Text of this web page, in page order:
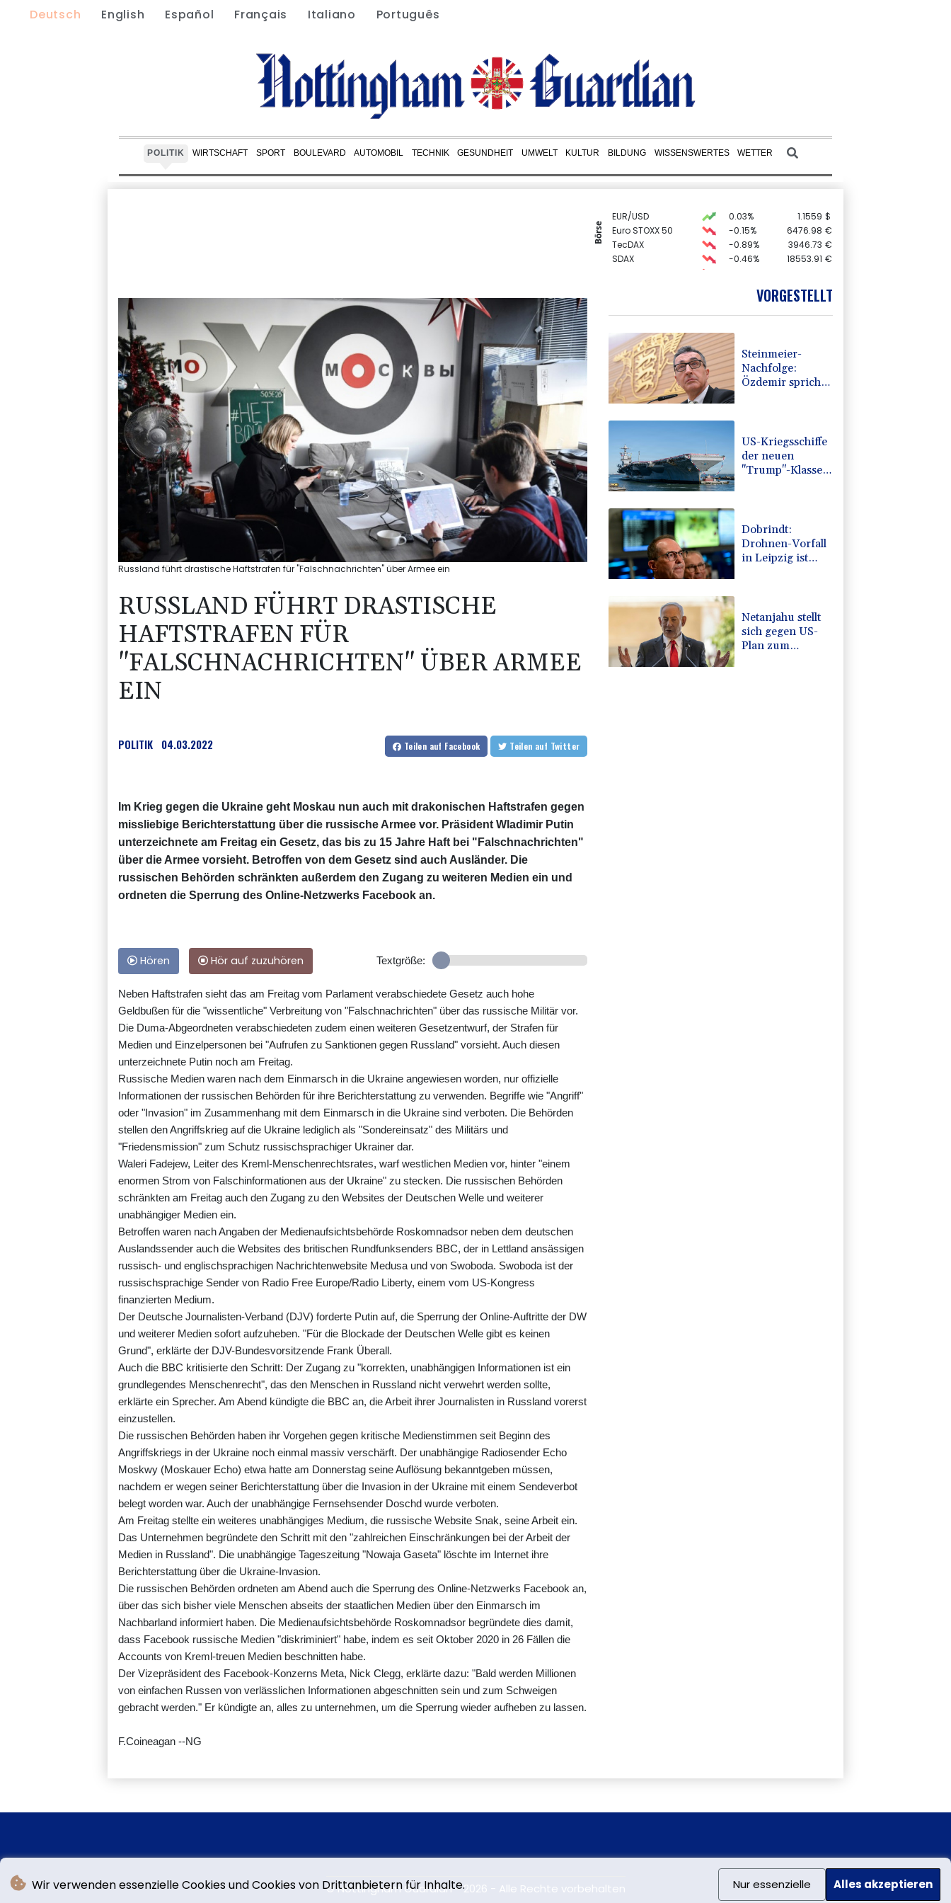
Wir verwenden essenzielle Cookies und Cookies von Drittanbietern für Inhalte. Nur essenzielle Alles akzeptieren
Deutsch English Español Français Italiano Português
POLITIK WIRTSCHAFT SPORT BOULEVARD AUTOMOBIL TECHNIK GESUNDHEIT UMWELT KULTUR BILDUNG WISSENSWERTES WETTER
Börse
EUR/USD 0.03% 1.1559 $
Euro STOXX 50
-0.15% 6476.98 €
TecDAX
-0.89% 3946.73 €
SDAX
-0.46% 18553.91 €
32426.33 €
4338.3 $
Russland führt drastische Haftstrafen für "Falschnachrichten" über Armee ein
RUSSLAND FÜHRT DRASTISCHE
HAFTSTRAFEN FÜR
"FALSCHNACHRICHTEN" ÜBER ARMEE
EIN
POLITIK 04.03.2022 Teilen auf Facebook Teilen auf Twitter
Im Krieg gegen die Ukraine geht Moskau nun auch mit drakonischen Haftstrafen gegen
missliebige Berichterstattung über die russische Armee vor. Präsident Wladimir Putin
unterzeichnete am Freitag ein Gesetz, das bis zu 15 Jahre Haft bei "Falschnachrichten"
über die Armee vorsieht. Betroffen von dem Gesetz sind auch Ausländer. Die
russischen Behörden schränkten außerdem den Zugang zu weiteren Medien ein und
ordneten die Sperrung des Online-Netzwerks Facebook an.
Hören Hör auf zuzuhören Textgröße:
Neben Haftstrafen sieht das am Freitag vom Parlament verabschiedete Gesetz auch hohe
Geldbußen für die "wissentliche" Verbreitung von "Falschnachrichten" über das russische Militär vor.
Die Duma-Abgeordneten verabschiedeten zudem einen weiteren Gesetzentwurf, der Strafen für
Medien und Einzelpersonen bei "Aufrufen zu Sanktionen gegen Russland" vorsieht. Auch diesen
unterzeichnete Putin noch am Freitag.
Russische Medien waren nach dem Einmarsch in die Ukraine angewiesen worden, nur offizielle
Informationen der russischen Behörden für ihre Berichterstattung zu verwenden. Begriffe wie "Angriff"
oder "Invasion" im Zusammenhang mit dem Einmarsch in die Ukraine sind verboten. Die Behörden
stellen den Angriffskrieg auf die Ukraine lediglich als "Sondereinsatz" des Militärs und
"Friedensmission" zum Schutz russischsprachiger Ukrainer dar.
Waleri Fadejew, Leiter des Kreml-Menschenrechtsrates, warf westlichen Medien vor, hinter "einem
enormen Strom von Falschinformationen aus der Ukraine" zu stecken. Die russischen Behörden
schränkten am Freitag auch den Zugang zu den Websites der Deutschen Welle und weiterer
unabhängiger Medien ein.
Betroffen waren nach Angaben der Medienaufsichtsbehörde Roskomnadsor neben dem deutschen
Auslandssender auch die Websites des britischen Rundfunksenders BBC, der in Lettland ansässigen
russisch- und englischsprachigen Nachrichtenwebsite Medusa und von Swoboda. Swoboda ist der
russischsprachige Sender von Radio Free Europe/Radio Liberty, einem vom US-Kongress
finanzierten Medium.
Der Deutsche Journalisten-Verband (DJV) forderte Putin auf, die Sperrung der Online-Auftritte der DW
und weiterer Medien sofort aufzuheben. "Für die Blockade der Deutschen Welle gibt es keinen
Grund", erklärte der DJV-Bundesvorsitzende Frank Überall.
Auch die BBC kritisierte den Schritt: Der Zugang zu "korrekten, unabhängigen Informationen ist ein
grundlegendes Menschenrecht", das den Menschen in Russland nicht verwehrt werden sollte,
erklärte ein Sprecher. Am Abend kündigte die BBC an, die Arbeit ihrer Journalisten in Russland vorerst
einzustellen.
Die russischen Behörden haben ihr Vorgehen gegen kritische Medienstimmen seit Beginn des
Angriffskriegs in der Ukraine noch einmal massiv verschärft. Der unabhängige Radiosender Echo
Moskwy (Moskauer Echo) etwa hatte am Donnerstag seine Auflösung bekanntgeben müssen,
nachdem er wegen seiner Berichterstattung über die Invasion in der Ukraine mit einem Sendeverbot
belegt worden war. Auch der unabhängige Fernsehsender Doschd wurde verboten.
Am Freitag stellte ein weiteres unabhängiges Medium, die russische Website Snak, seine Arbeit ein.
Das Unternehmen begründete den Schritt mit den "zahlreichen Einschränkungen bei der Arbeit der
Medien in Russland". Die unabhängige Tageszeitung "Nowaja Gaseta" löschte im Internet ihre
Berichterstattung über die Ukraine-Invasion.
Die russischen Behörden ordneten am Abend auch die Sperrung des Online-Netzwerks Facebook an,
über das sich bisher viele Menschen abseits der staatlichen Medien über den Einmarsch im
Nachbarland informiert haben. Die Medienaufsichtsbehörde Roskomnadsor begründete dies damit,
dass Facebook russische Medien "diskriminiert" habe, indem es seit Oktober 2020 in 26 Fällen die
Accounts von Kreml-treuen Medien beschnitten habe.
Der Vizepräsident des Facebook-Konzerns Meta, Nick Clegg, erklärte dazu: "Bald werden Millionen
von einfachen Russen von verlässlichen Informationen abgeschnitten sein und zum Schweigen
gebracht werden." Er kündigte an, alles zu unternehmen, um die Sperrung wieder aufheben zu lassen.
F.Coineagan --NG
VORGESTELLT
Steinmeier-
Nachfolge:
Özdemir spricht
US-Kriegsschiffe
der neuen
"Trump"-Klasse
Dobrindt:
Drohnen-Vorfall
in Leipzig ist
Netanjahu stellt
sich gegen US-
Plan zum
© Nottingham Guardian - 2026 - Alle Rechte vorbehalten